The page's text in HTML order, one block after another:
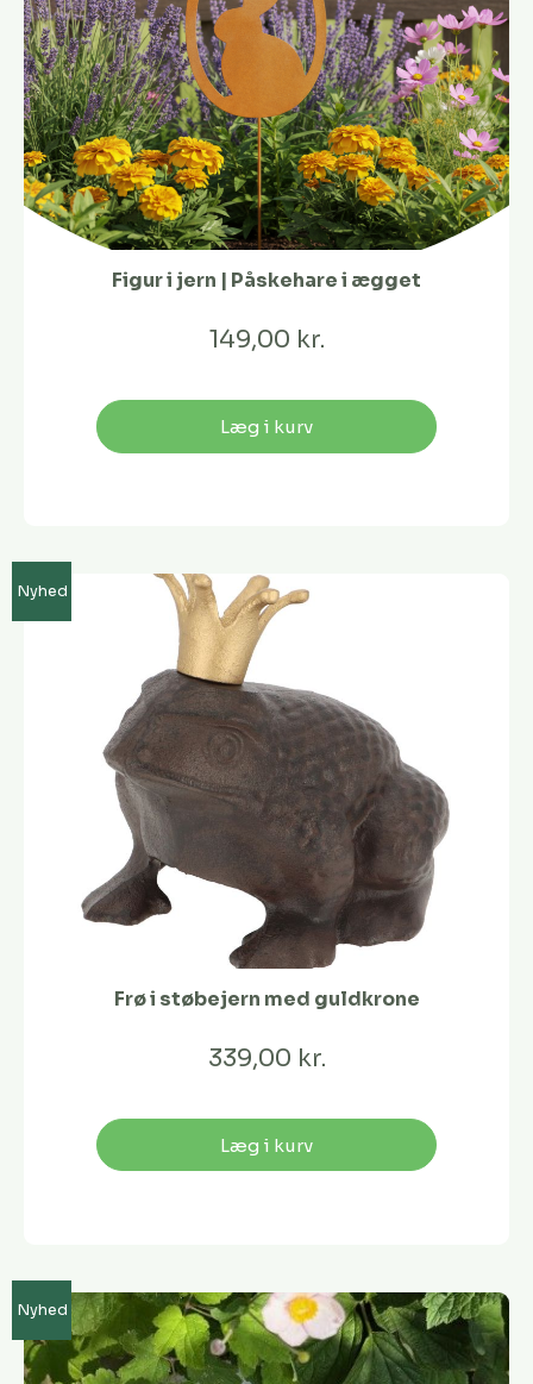
Figur i jern | Påskehare i ægget
149,00 kr.
Læg i kurv
Nyhed
Frø i støbejern med guldkrone
339,00 kr.
Læg i kurv
Nyhed